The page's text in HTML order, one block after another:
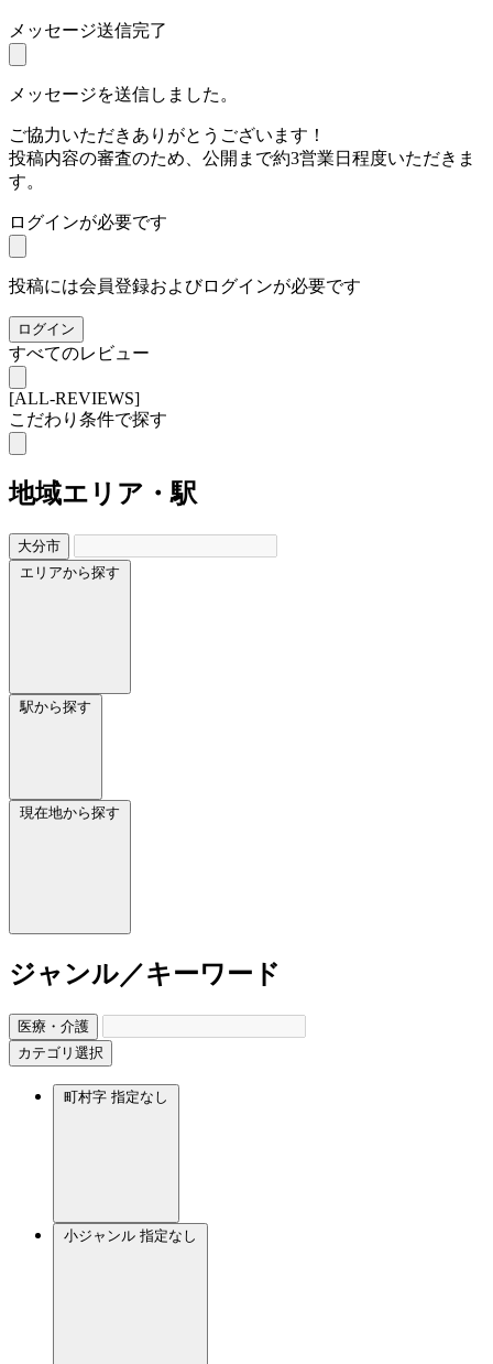
メッセージ送信完了
メッセージを送信しました。
ご協力いただきありがとうございます！
投稿内容の審査のため、公開まで約3営業日程度いただきま
す。
ログインが必要です
投稿には会員登録およびログインが必要です
ログイン
すべてのレビュー
[ALL-REVIEWS]
こだわり条件で探す
地域エリア・駅
大分市
エリアから探す
駅から探す
現在地から探す
ジャンル／キーワード
医療・介護
カテゴリ選択
町村字 指定なし
小ジャンル 指定なし